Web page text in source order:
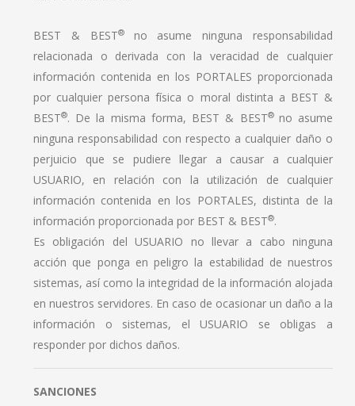
BEST & BEST®
no asume ninguna responsabilidad
relacionada o derivada con la veracidad de cualquier
información contenida en los PORTALES proporcionada
por cualquier persona física o moral distinta a BEST &
BEST®. De la misma forma, BEST & BEST® no asume
ninguna responsabilidad con respecto a cualquier daño o
perjuicio que se pudiere llegar a causar a cualquier
USUARIO, en relación con la utilización de cualquier
información contenida en los PORTALES, distinta de la
información proporcionada por BEST & BEST®.
Es obligación del USUARIO no llevar a cabo ninguna
acción que ponga en peligro la estabilidad de nuestros
sistemas, así como la integridad de la información alojada
en nuestros servidores. En caso de ocasionar un daño a la
información o sistemas, el USUARIO se obligas a
responder por dichos daños.
SANCIONES